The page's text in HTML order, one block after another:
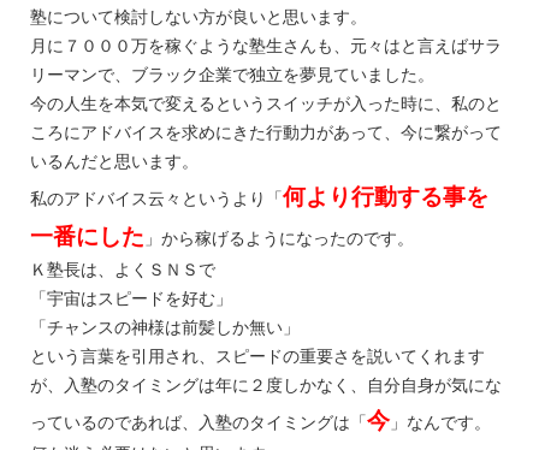
塾について検討しない方が良いと思います。
月に７０００万を稼ぐような塾生さんも、元々はと言えばサラ
リーマンで、ブラック企業で独立を夢見ていました。
今の人生を本気で変えるというスイッチが入った時に、私のと
ころにアドバイスを求めにきた行動力があって、今に繋がって
いるんだと思います。
私のアドバイス云々というより「何より行動する事を
一番にした 」から稼げるようになったのです。
Ｋ塾長は、よくＳＮＳで
「宇宙はスピードを好む」
「チャンスの神様は前髪しか無い」
という言葉を引用され、スピードの重要さを説いてくれます
が、入塾のタイミングは年に２度しかなく、自分自身が気にな
っているのであれば、入塾のタイミングは「今」なんです。